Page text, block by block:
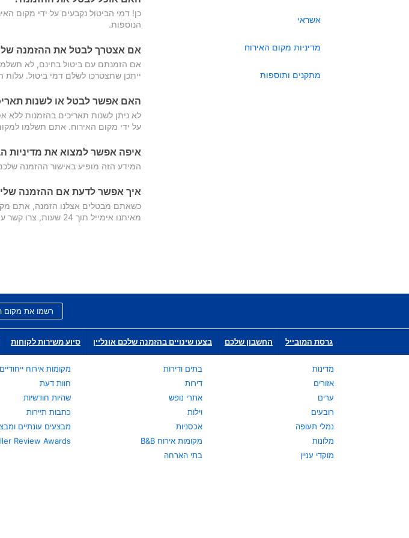
אשראי
מדיניות מקום האירוח
מתקנים ותוספות
כן! דמי הביטול נקבעים על ידי מקום
הנוספות.
אם אצטרך לבטל את ההזמנה
אם הזמנתם עם ביטול בחינם, לא
ייתכן שתצטרכו לשלם דמי ביטול.
האם אפשר לבטל או לשנות
לא ניתן לשנות תאריכים בהזמנות
על ידי מקום האירוח. אתם תשלמו
איפה אפשר למצוא את מדיניות
המידע הזה מופיע באישור ההזמנה
איך אפשר לדעת אם ההזמנה
כשאתם מבטלים אצלנו הזמנה, אתם
מאיתנו אימייל תוך 24 שעות, צרו קשר עם מקום האירוח כדי לוודא את הביטול.
רשמו את מקום
גרסת המובייל החשבון שלכם בצעו שינויים בהזמנה שלכם אונליין סיוע משירות לקוחות
מדינות
אזורים
ערים
רובעים
נמלי תעופה
מלונות
מוקדי עניין
בתים ודירות
דירות
אתרי נופש
וילות
אכסניות
מקומות אירוח B&B
בתי הארחה
מקומות אירוח ייחודיים
חוות דעת
שהיות חודשיות
כתבות תיירות
מבצעים עונתיים
Review Awards